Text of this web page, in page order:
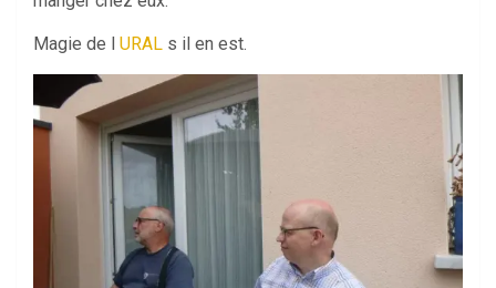
Magie de l URAL s il en est.